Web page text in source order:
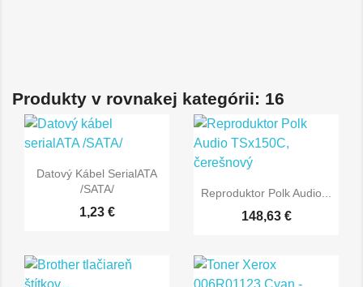
Produkty v rovnakej kategórii: 16
Datový Kábel SerialATA
/SATA/
1,23 €
Reproduktor Polk Audio...
148,63 €